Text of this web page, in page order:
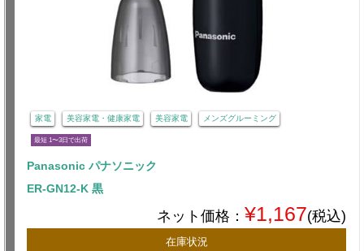
家電 美容家電・健康家電 美容家電 メンズグルーミング
最短 1〜3日で出荷
Panasonic パナソニック
ER-GN12-K 黒
ネット価格： ¥1,167(税込)
在庫状況